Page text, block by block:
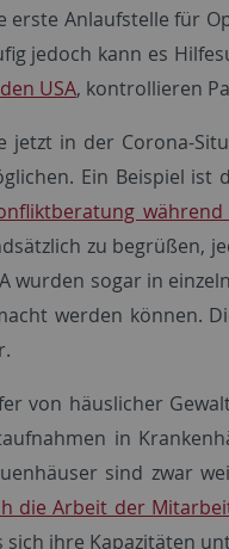
erste Anlaufstelle für
jedoch kann es
USA, kontrollieren
jetzt in der Corona-
Ein Beispiel
zu begrüßen,
wurden sogar in
werden können.
von häuslicher
in
sind zwar
die Arbeit der
ihre Kapazitäten